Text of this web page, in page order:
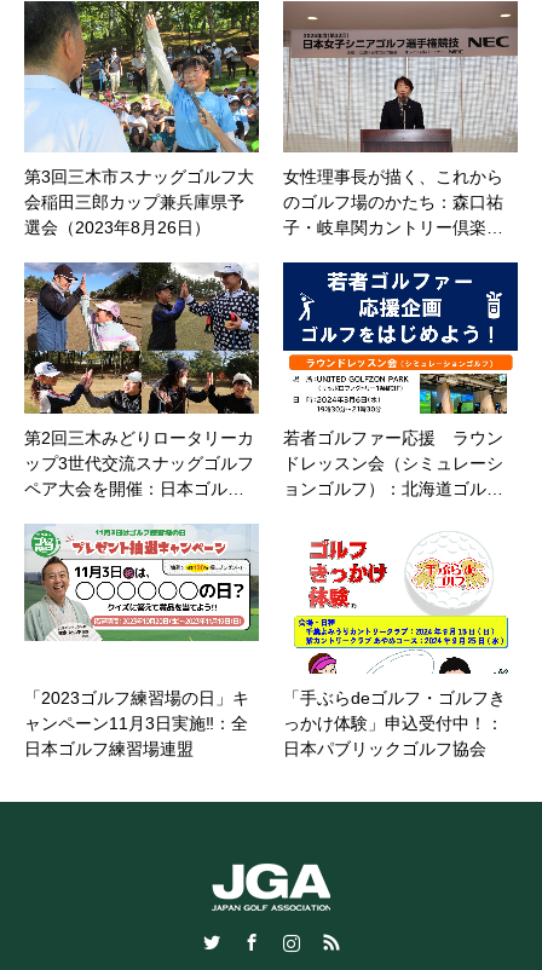
第3回三木市スナッグゴルフ大
会稲田三郎カップ兼兵庫県予
選会（2023年8月26日）
女性理事長が描く、これから
のゴルフ場のかたち：森口祐
子・岐阜関カントリー倶楽…
第2回三木みどりロータリーカ
ップ3世代交流スナッグゴルフ
ペア大会を開催：日本ゴル…
若者ゴルファー応援 ラウン
ドレッスン会（シミュレーシ
ョンゴルフ）：北海道ゴル…
「2023ゴルフ練習場の日」キ
ャンペーン11月3日実施‼：全
日本ゴルフ練習場連盟
「手ぶらdeゴルフ・ゴルフき
っかけ体験」申込受付中！：
日本パブリックゴルフ協会
RSS